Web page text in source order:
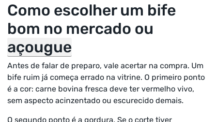
Como escolher um bife
bom no mercado ou
açougue
Antes de falar de preparo, vale acertar na compra. Um
bife ruim já começa errado na vitrine. O primeiro ponto
é a cor: carne bovina fresca deve ter vermelho vivo,
sem aspecto acinzentado ou escurecido demais.
O segundo ponto é a gordura. Se o corte tiver